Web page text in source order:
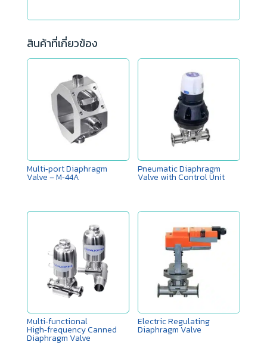
สินค้าที่เกี่ยวข้อง
Multi‑port Diaphragm
Valve – M‑44A
Pneumatic Diaphragm
Valve with Control Unit
Multi‑functional
High‑frequency Canned
Diaphragm Valve
Electric Regulating
Diaphragm Valve